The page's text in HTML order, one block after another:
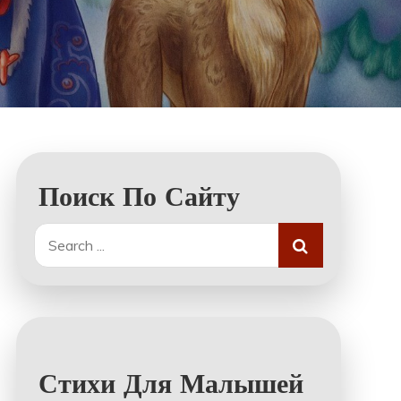
Поиск По Сайту
Search
for:
Стихи Для Малышей